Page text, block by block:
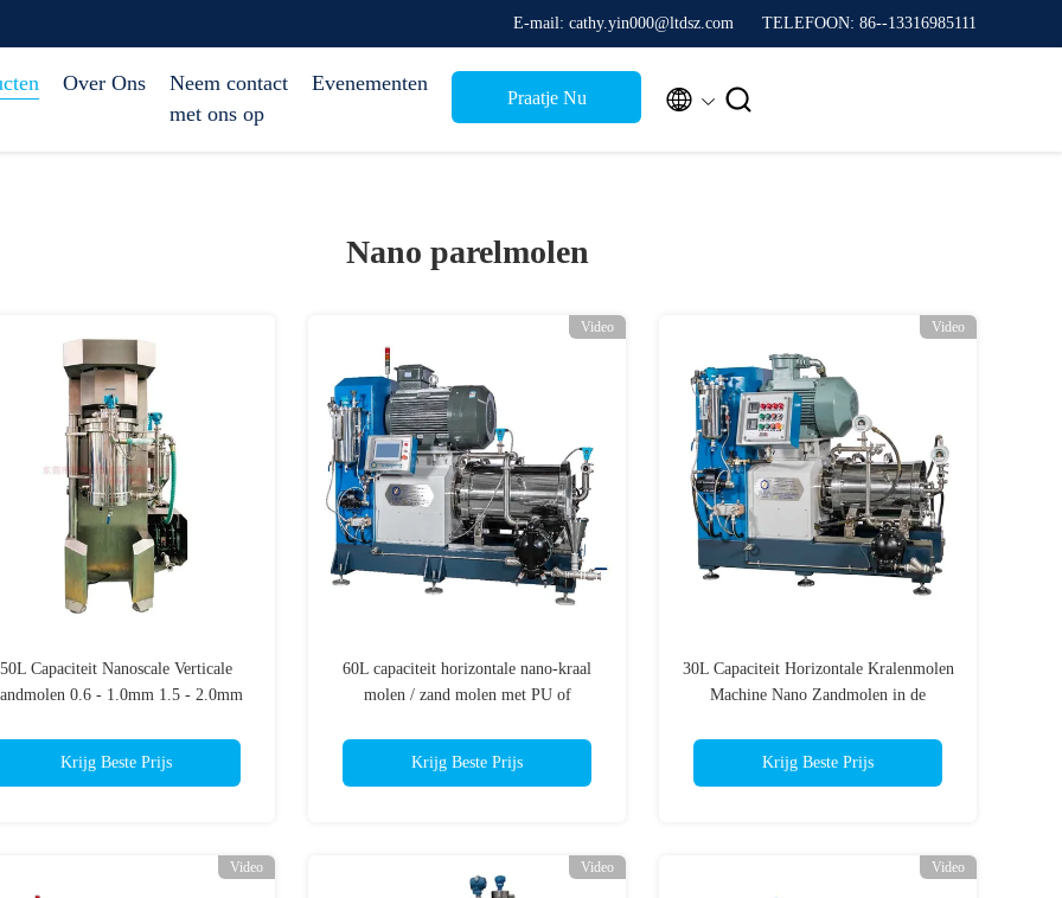
E-mail: cathy.yin000@ltdsz.com TELEFOON: 86--13316985111
Over Ons
Neem contact
met ons op
Evenementen
Praatje Nu  
Nano parelmolen
50L Capaciteit Nanoscale Verticale
0.6 - 1.0mm 1.5 - 2.0mm
Krijg Beste Prijs
Video
60L capaciteit horizontale nano-kraal
molen / zand molen met PU of
Krijg Beste Prijs
Video
30L Capaciteit Horizontale Kralenmolen
Machine Nano Zandmolen in de
Krijg Beste Prijs
Video Video Video